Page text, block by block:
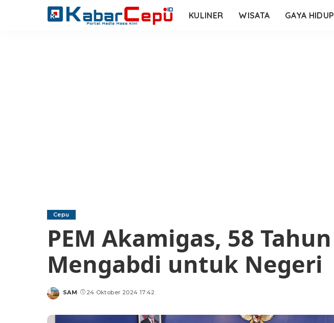
KULINER WISATA GAYA HIDUP
Cepu
PEM Akamigas, 58 Tahun
Mengabdi untuk Negeri
Posted
SAM 24 Oktober 2024 17:42